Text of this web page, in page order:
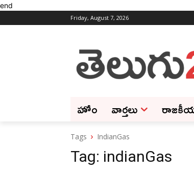
end
Friday, August 7, 2026
హోం వార్తలు
Tags IndianGas
Tag: indianGas